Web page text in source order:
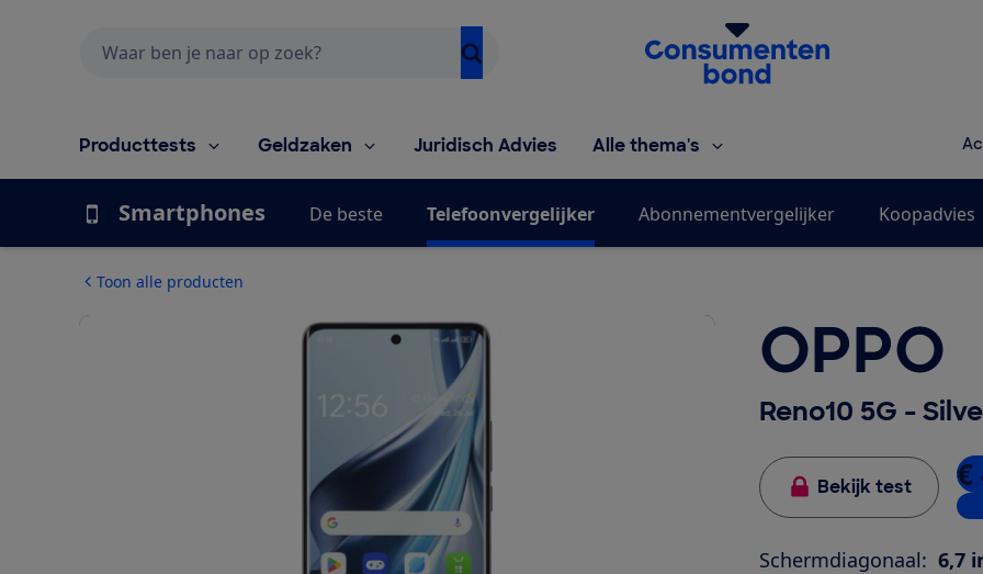
Homepage van de Consumentenbond
Producttests Geldzaken Juridisch Advies Alle thema's
Smartphones De beste Telefoonvergelijker Abonnementvergelijker Koopadvies
Toon alle producten
OPPO
Reno10 5G -
Bekijk test €
1
Schermdiagonaal: 6,7